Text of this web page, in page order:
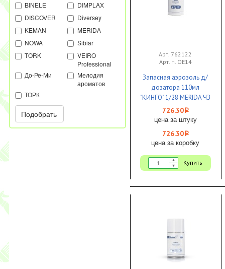
BINELE
DIMPLAX
DISCOVER
Diversey
KEMAN
MERIDA
NOWA
Sibiar
TORK
VEIRO
Professional
До-Ре-Ми
Мелодия
ароматов
ТОРК
Подобрать
Арт. 762122
Арт. п. OE14
Запасная аэрозоль д/
дозатора 110мл
"КИНГО" 1/28 MERIDA ЧЗ
726.30i
цена за штуку
726.30i
цена за коробку
Купить